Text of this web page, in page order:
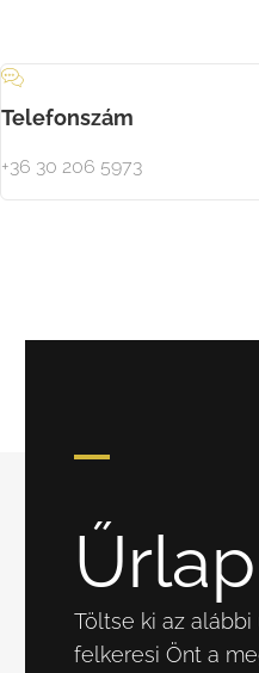
Telefonszám
+36 30 206 5973
Töltse ki az
felkeresi Önt a